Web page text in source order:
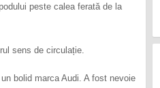
peste calea ferată de la
sens de circulație.
bolid marca Audi. A fost nevoie